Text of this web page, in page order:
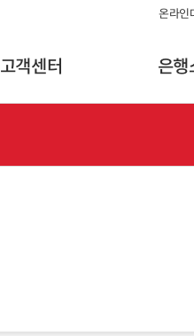
온라인
고객센터 은행